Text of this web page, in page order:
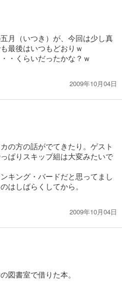
月（いつき）が、今回は少し真
最後はいつもどおりｗ
・くらいだったかな？ｗ
2009年10月04日
の方の話がでてきたり。ゲスト
ぱりスキップ組は大変みたいで
キング・バードだと思ってまし
しばらくしてから。
2009年10月04日
図書室で借りた本。